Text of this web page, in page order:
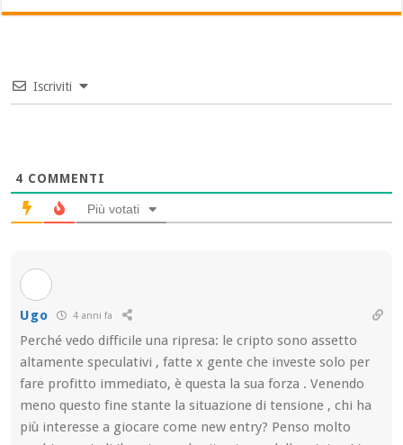
Iscriviti
4 COMMENTI
Più votati
Ugo 4 anni fa
Perché vedo difficile una ripresa: le cripto sono assetto
altamente speculativi , fatte x gente che investe solo per
fare profitto immediato, è questa la sua forza . Venendo
meno questo fine stante la situazione di tensione , chi ha
più interesse a giocare come new entry? Penso molto